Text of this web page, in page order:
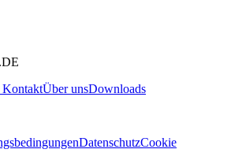
Über unsDownloads
DatenschutzCookie